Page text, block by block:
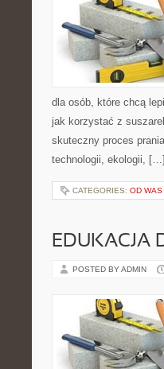
dla osób, które chcą
jak korzystać z
skuteczny proces
technologii, ekologii, […]
CATEGORIES: OD WAS
EDUKACJA
POSTED BY ADMIN